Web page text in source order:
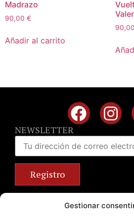
Gestionar
Madrazo
90,00 €
Añadir al carrito
90,00
NEWSLETTER
+34 963 672 314